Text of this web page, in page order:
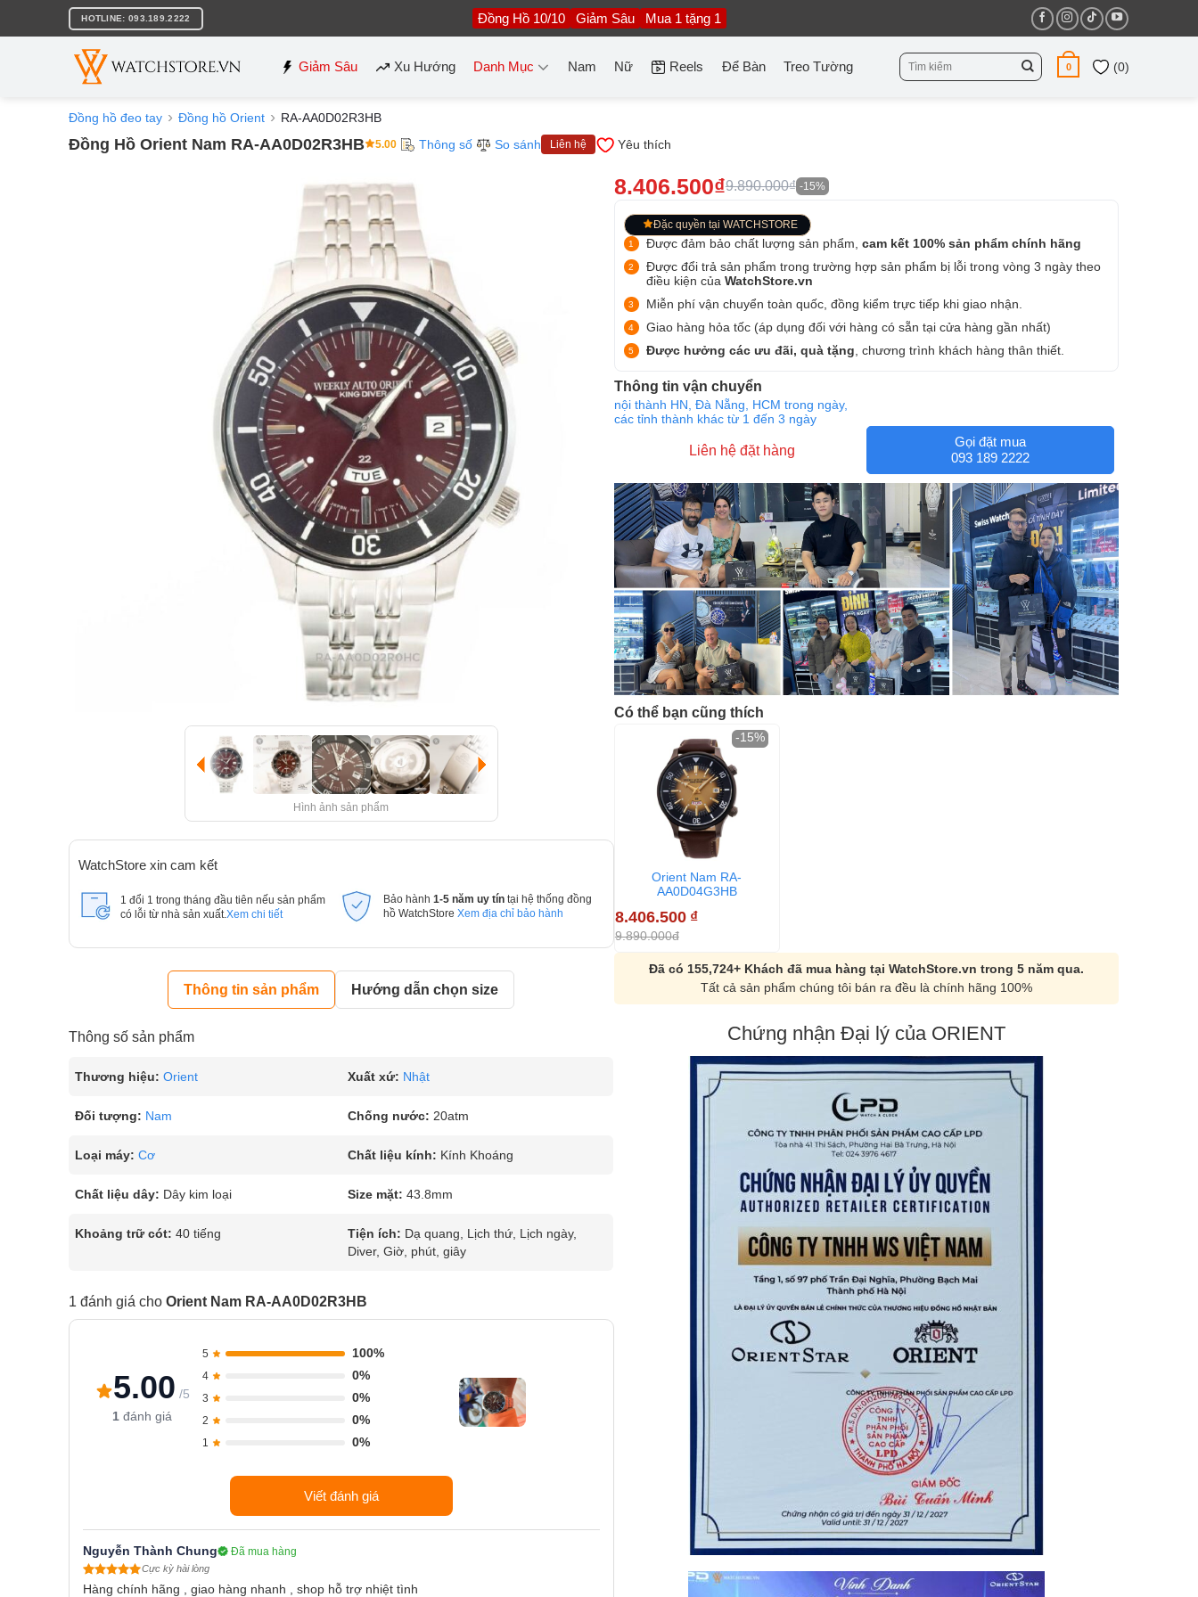
nội
HOTLINE: 093.189.2222 Đồng Hồ 10/10 Giảm Sâu Mua 1 tặng 1
Giảm Sâu Xu Hướng Danh Mục Nam Nữ Reels Để Bàn Treo Tường
Tìm
kiếm:
0 (0)
Đồng hồ đeo tay Đồng hồ Orient RA-AA0D02R3HB
Đồng Hồ Orient Nam RA-AA0D02R3HB 5.00 Thông số So sánh Liên hệ Yêu thích
Hình ảnh sản phẩm
WatchStore xin cam kết
1 đổi 1 trong tháng đầu tiên nếu sản phẩm
có lỗi từ nhà sản xuất. Xem chi tiết
Bảo hành 1-5 năm uy tín tại hệ thống đồng
hồ WatchStore Xem địa chỉ bảo hành
Thông tin sản phẩm Hướng dẫn chọn size
Thông số sản phẩm
Thương hiệu: Orient Xuất xứ: Nhật
Đối tượng: Nam Chống nước: 20atm
Loại máy: Cơ Chất liệu kính: Kính Khoáng
Chất liệu dây: Dây kim loại Size mặt: 43.8mm
Khoảng trữ cót: 40 tiếng Tiện ích: Dạ quang, Lịch thứ, Lịch ngày,
Diver, Giờ, phút, giây
1 đánh giá cho Orient Nam RA-AA0D02R3HB
5.00 /5
1 đánh giá
5 100%
4 0%
3 0%
2 0%
1 0%
Viết đánh giá
Nguyễn Thành Chung Đã mua hàng
Cực kỳ hài lòng
Hàng chính hãng , giao hàng nhanh , shop hỗ trợ nhiệt tình
8.406.500₫9.890.000₫ -15%
Đặc quyền tại WATCHSTORE
Được đảm bảo chất lượng sản phẩm, cam kết 100% sản phẩm chính hãng
Được đổi trả sản phẩm trong trường hợp sản phẩm bị lỗi trong vòng 3 ngày theo
điều kiện của WatchStore.vn
Miễn phí vận chuyển toàn quốc, đồng kiểm trực tiếp khi giao nhận.
Giao hàng hỏa tốc (áp dụng đối với hàng có sẵn tại cửa hàng gần nhất)
Được hưởng các ưu đãi, quà tặng , chương trình khách hàng thân thiết.
Thông tin vận chuyển
nội thành HN, Đà Nẵng, HCM trong ngày,
các tỉnh thành khác từ 1 đến 3 ngày
Liên hệ đặt hàng
Gọi đặt mua
093 189 2222
Có thể bạn cũng thích
Orient Nam RA-
AA0D04G3HB
8.406.500 ₫
9.890.000đ
-15%
Đã có 155,724+ Khách đã mua hàng tại WatchStore.vn trong 5 năm qua.
Tất cả sản phẩm chúng tôi bán ra đều là chính hãng 100%
Chứng nhận Đại lý của ORIENT